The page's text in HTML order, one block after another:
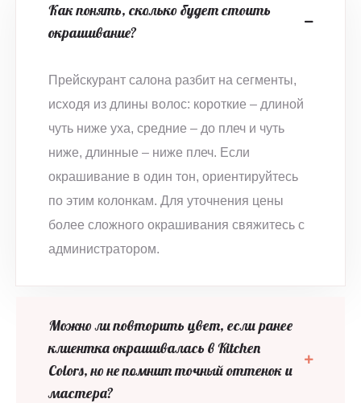
Как понять, сколько будет стоить
окрашивание?
Прейскурант салона разбит на сегменты,
исходя из длины волос: короткие – длиной
чуть ниже уха, средние – до плеч и чуть
ниже, длинные – ниже плеч. Если
окрашивание в один тон, ориентируйтесь
по этим колонкам. Для уточнения цены
более сложного окрашивания свяжитесь с
администратором.
Можно ли повторить цвет, если ранее
клиентка окрашивалась в Kitchen
Colors, но не помнит точный оттенок и
мастера?